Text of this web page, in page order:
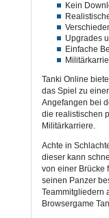
Kein
Upgrades
Einfache
Tanki Online
das Spiel zu
Angefangen bei
die realistischen
Militärkarriere.
Achte in
dieser kann
von einer Brücke
seinen Panzer
Teammitgliedern
Browsergame